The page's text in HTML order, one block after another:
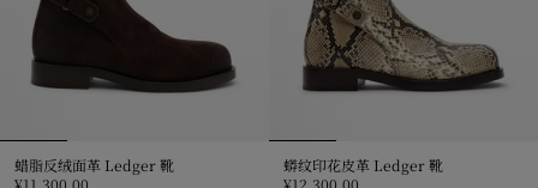
蜡脂反绒面革 Ledger 靴
蟒纹印花皮革 Ledger 靴